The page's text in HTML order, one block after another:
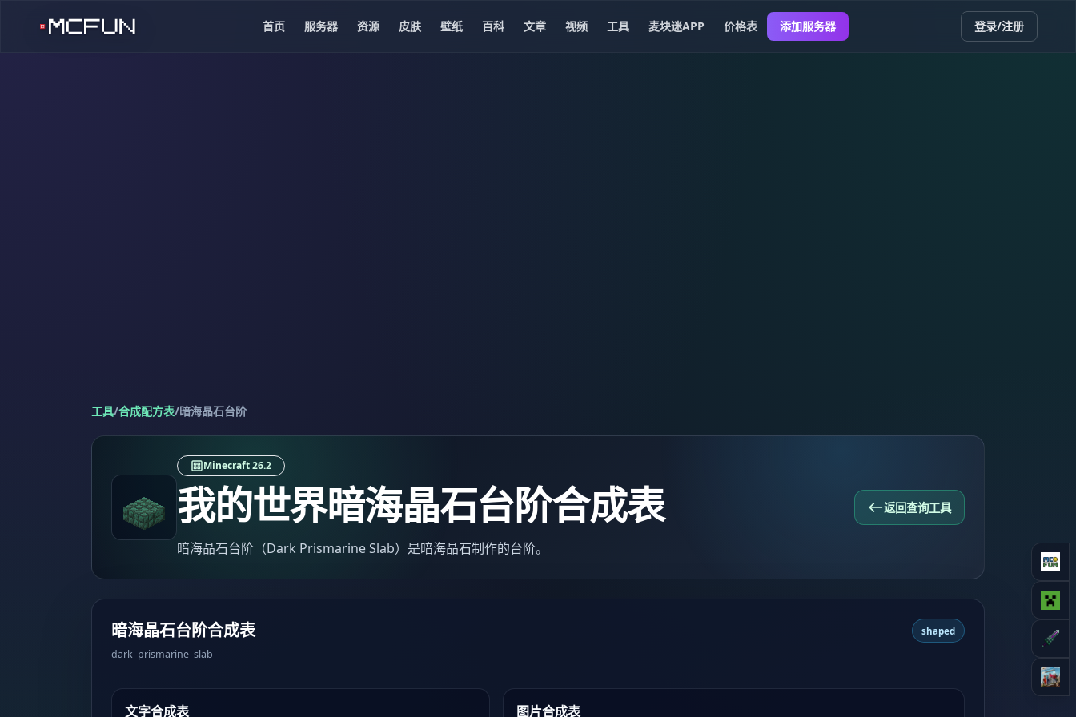
首页 服务器 资源 皮肤 壁纸 百科 文章 视频 工具 麦块迷APP 价格表 添加服务器 登录/注册
工具/合成配方表/暗海晶石台阶
Minecraft 26.2
我的世界暗海晶石台阶合成表
暗海晶石台阶（Dark Prismarine Slab）是暗海晶石制作的台阶。
返回查询工具
暗海晶石台阶合成表
dark_prismarine_slab
shaped
文字合成表 图片合成表